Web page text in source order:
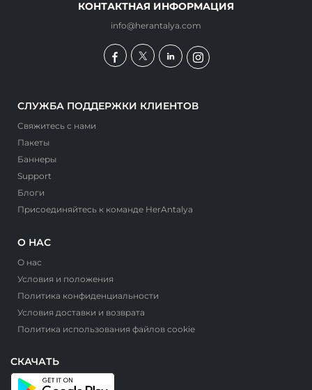
КОНТАКТНАЯ ИНФОРМАЦИЯ
info@herantalya.com
СЛУЖБА ПОДДЕРЖКИ КЛИЕНТОВ
Свяжитесь с нами
Пакеты
Баннеры
Support
Блоги
Присоединяйтесь к команде HerAntalya
О НАС
О нас
Условия и положения
Политика конфиденциальности
Условия доставки и возврата
Политика использования файлов cookie
СКАЧАТЬ